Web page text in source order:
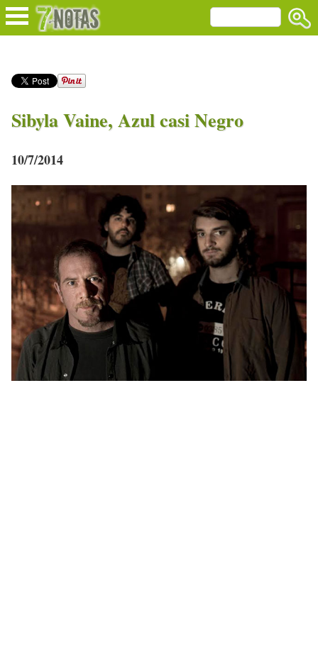
Sibyla Vaine, Azul casi Negro
10/7/2014